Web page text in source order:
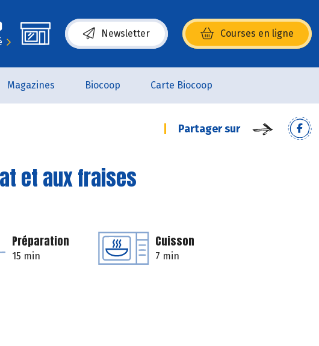
Newsletter Courses en ligne
(s’ouvre dans une nouvelle fenêtre)
Magazines Biocoop Carte Biocoop
Partager sur
et aux fraises
Préparation
15 min
Cuisson
7 min